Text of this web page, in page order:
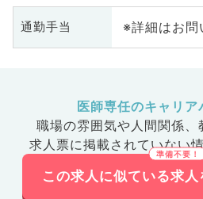
通勤手当 ※詳細はお問
医師専任のキャリア
職場の雰囲気や人間関係、
求人票に掲載されていない
この求人に似ている求